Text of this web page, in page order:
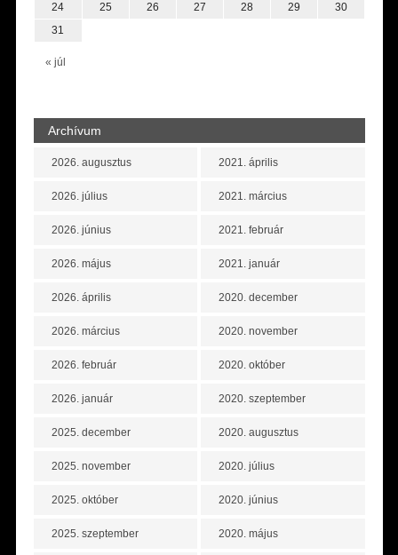
« júl
24
25 26 27 28 29
30
31
Archívum
2026. augusztus
2026. július
2026. június
2026. május
2026. április
2026. március
2026. február
2026. január
2025. december
2025. november
2025. október
2025. szeptember
2021. április
2021. március
2021. február
2021. január
2020. december
2020. november
2020. október
2020. szeptember
2020. augusztus
2020. július
2020. június
2020. május